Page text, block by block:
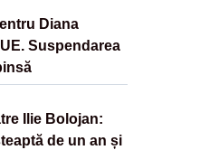
Diana
Suspendarea
Ilie Bolojan:
de un an și